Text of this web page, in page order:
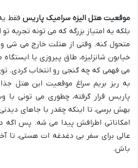
موقعیت هتل الیزه سرامیک پاریس فقط
بلکه یه امتیاز بزرگه که می تونه تجربه
متحول کنه. وقتی از هتلت خارج می شی و
خیابون شانزلیزه، طاق پیروزی یا
می فهمی که چه گنجی رو انتخاب کردی.
به ریز بریم سراغ موقعیت این هتل
پاریس قرار گرفته، چطوری می تونی
بهش برسی، تا اینکه چقدر با جاهای
امکاناتی اطرافش پیدا می شه. پس اگه
عالی برای سفر بی دغدغه ات هستی، تا
باش.